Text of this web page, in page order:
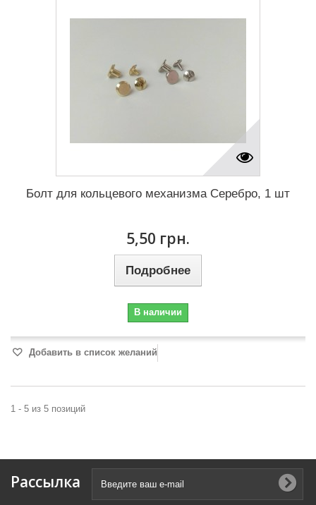
Болт для кольцевого механизма Серебро, 1 шт
5,50 грн.
Подробнее
В наличии
Добавить в список желаний
1 - 5 из 5 позиций
Рассылка